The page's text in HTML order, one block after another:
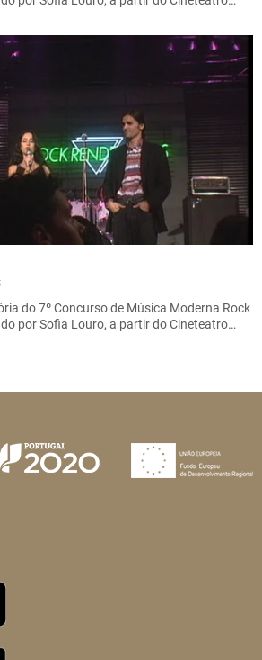
do 7º Concurso de Música Moderna Rock
por Sofia Louro, a partir do Cineteatro…